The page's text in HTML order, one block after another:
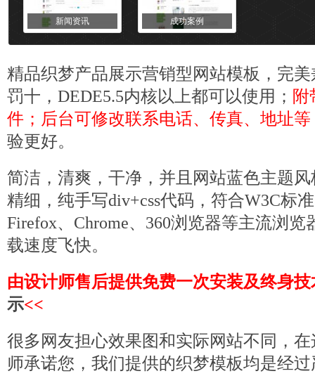
新闻资讯 成功案例
精品织梦产品展示营销型 网站模板 ，完
罚十，DEDE5.5内核以上都可以使用； 附
件；后台可修改联系电话、传真、地址等
验更好。
简洁，清爽，干净，并且网站蓝色主题
精细，纯手写div+css代码，符合W3C标
Firefox、Chrome、360浏览器等主流浏
载速度飞快。
由设计师售后提供免费一次安装及终身
示<<
很多网友担心效果图和实际网站不同，
师承诺您，我们提供的织梦模板均是经